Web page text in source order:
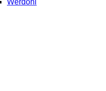
Werdohl